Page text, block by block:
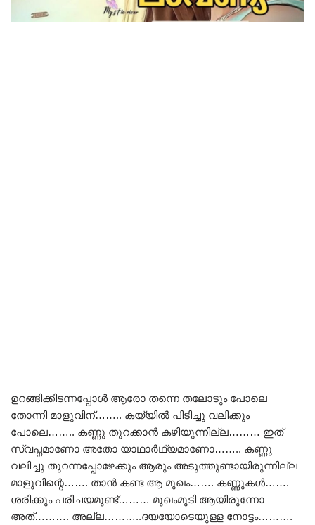
ഉറങ്ങിക്കിടന്നപ്പോൾ ആരോ തന്നെ തലോടും പോലെ
തോന്നി മാളുവിന്…….. കയ്യിൽ പിടിച്ചു വലിക്കും
പോലെ…….. കണ്ണു തുറക്കാൻ കഴിയുന്നില്ല……… ഇത്
സ്വപ്നമാണോ അതോ യാഥാർഥ്യമാണോ…….. കണ്ണു
വലിച്ചു തുറന്നപ്പോഴേക്കും ആരും അടുത്തുണ്ടായിരുന്നില്ല
മാളുവിന്റെ……. താൻ കണ്ട ആ മുഖം……. കണ്ണുകൾ…….
ശരിക്കും പരിചയമുണ്ട്……… മുഖംമൂടി ആയിരുന്നോ
അത്………. അല്ല………..ദയയോടെയുള്ള നോട്ടം……….